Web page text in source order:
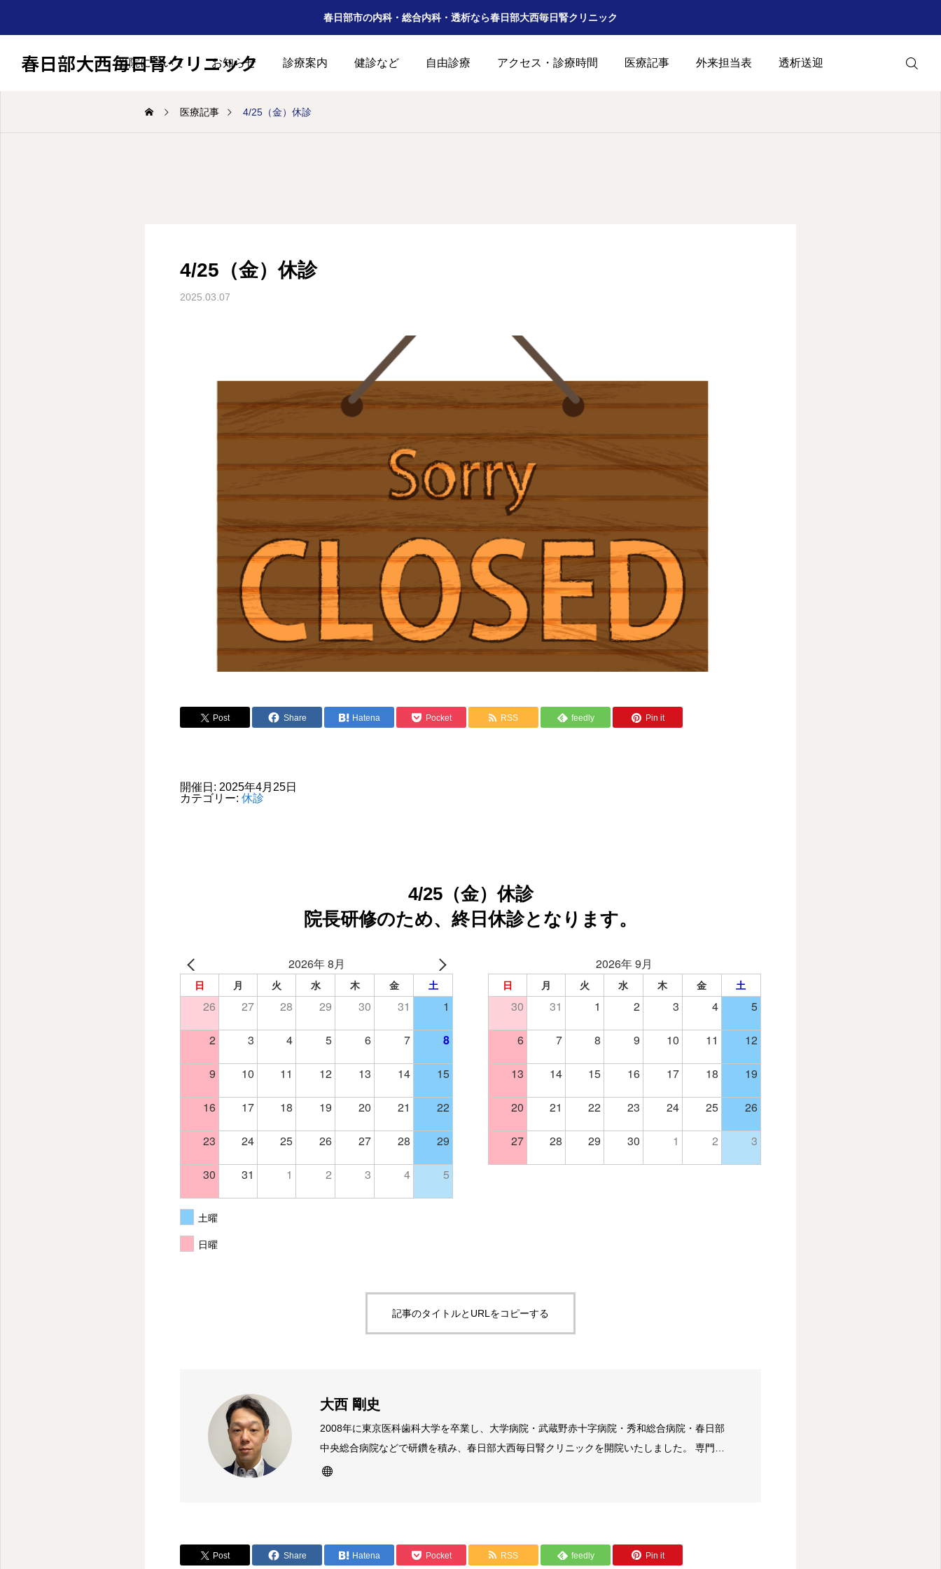
春日部市の内科・総合内科・透析なら春日部大西毎日腎クリニック
春日部大西毎日腎クリニック
当院について お知らせ 診療案内 健診など 自由診療 アクセス・診療時間 医療記事 外来担当表 透析送迎
6月外来担当のお知らせ 公式Instagramができました。
医療記事 4/25（金）休診
4/25（金）休診
2025.03.07
Post Share Hatena Pocket RSS feedly Pin it
開催日: 2025年4月25日
カテゴリー: 休診
4/25（金）休診
院長研修のため、終日休診となります。
2026年 8月
日 月 火 水 木 金 土
26 27 28 29 30 31 1
2 3 4 5 6 7 8
9 10 11 12 13 14 15
16 17 18 19 20 21 22
23 24 25 26 27 28 29
30 31 1 2 3 4 5
2026年 9月
日 月 火 水 木 金 土
30 31 1 2 3 4 5
6 7 8 9 10 11 12
13 14 15 16 17 18 19
20 21 22 23 24 25 26
27 28 29 30 1 2 3
土曜
日曜
記事のタイトルとURLをコピーする
大西 剛史
2008年に東京医科歯科大学を卒業し、大学病院・武蔵野赤十字病院・秀和総合病院・春日部
中央総合病院などで研鑽を積み、春日部大西毎日腎クリニックを開院いたしました。 専門は
腎臓透析領域で、保有資格は、腎臓科専門医・指導医、透析専門医・指導医、綜合内科専門
Post Share Hatena Pocket RSS feedly Pin it